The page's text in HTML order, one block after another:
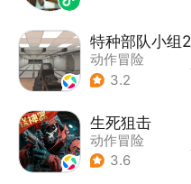
特种部队小组2
动作冒险
| 第一人称射击
3.2
生死狙击
动作冒险
| 第一人称射击
3.6